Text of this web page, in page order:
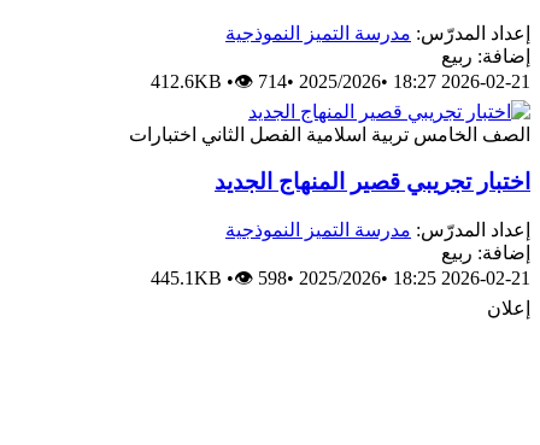
إعداد المدرّس: مدرسة التميز النموذجية
إضافة: ربيع
2026-02-21 18:27
•
2025/2026
•
412.6KB •👁 714
الصف الخامس تربية اسلامية الفصل الثاني اختبارات
اختبار تجريبي قصير المنهاج الجديد
إعداد المدرّس: مدرسة التميز النموذجية
إضافة: ربيع
2026-02-21 18:25
•
2025/2026
•
445.1KB •👁 598
إعلان